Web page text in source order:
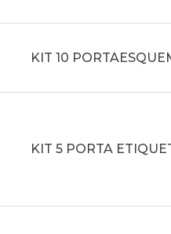
KIT 10
KIT 5 PORTA